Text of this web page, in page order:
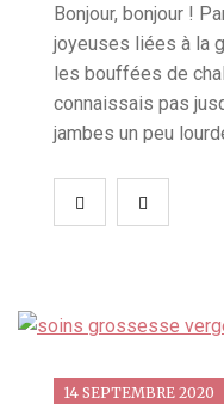
Bonjour, bonjour !
joyeuses liées à la
les bouffées de
connaissais pas
jambes un peu
14 SEPTEMBRE 2020